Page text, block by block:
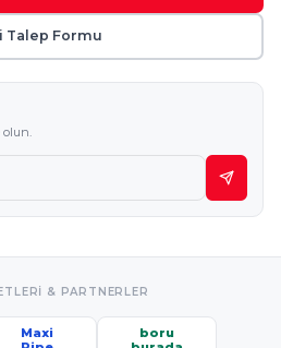
Talep Formu
& PARTNERLER
Maxi
boru